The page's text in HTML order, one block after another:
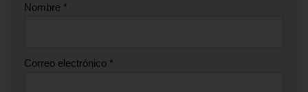
Nombre *
Correo electrónico *